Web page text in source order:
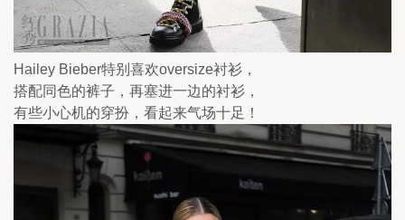
Hailey Bieber特别喜欢oversize衬衫，
搭配同色的裤子，再塞进一边的衬衫，
有些小心机的穿扮，看起来气场十足！